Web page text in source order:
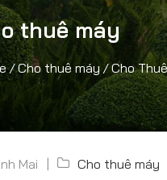
thuê máy
/Cho thuê máy /Cho
Mai Cho thuê máy